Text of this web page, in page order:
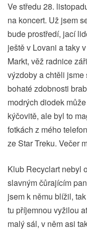
Ve středu 28.
na koncert. Už jsem
bude prostředí, jací
ještě v Lovani a taky
Markt, věž radnice
výzdoby a chtěli
bohaté zdobnosti
modrých diodek
kýčovitě, ale byl to
fotkách z mého
ze Star Treku. Večer
Klub Recyclart nebyl
slavným čůrajícím
jsem k němu blížil,
tu příjemnou vyžilou
malý sál, v něm asi